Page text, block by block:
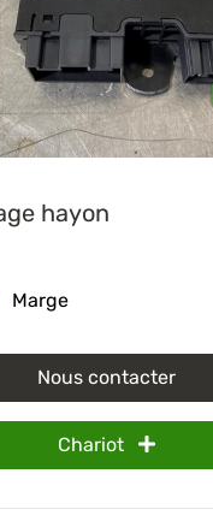
hayon
Marge
Nous contacter
Chariot